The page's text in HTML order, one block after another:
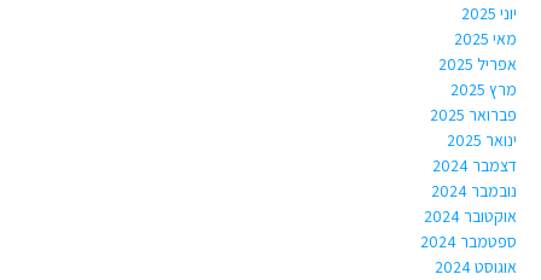
יוני 2025
מאי 2025
אפריל 2025
מרץ 2025
פברואר 2025
ינואר 2025
דצמבר 2024
נובמבר 2024
אוקטובר 2024
ספטמבר 2024
אוגוסט 2024